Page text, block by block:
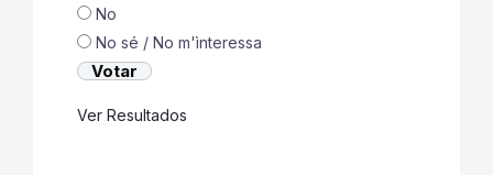
No
No sé / No m'ìnteressa
Ver Resultados